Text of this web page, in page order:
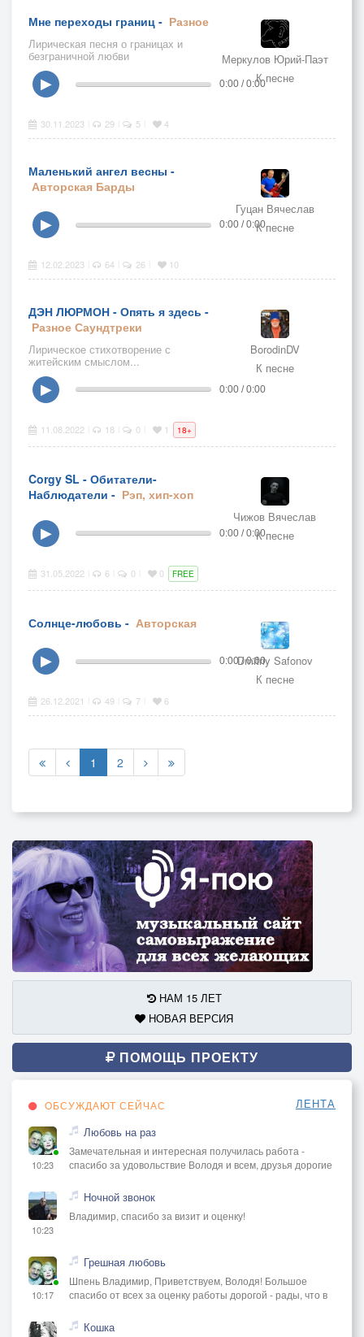
Мне переходы границ - Разное
Лирическая песня о границах и
безграничной любви
Меркулов Юрий-Паэт
К песне
▶ 0:00 / 0:00
30.11.2023 29 5 4
Маленький ангел весны -
Авторская Барды
Гуцан Вячеслав
К песне
▶ 0:00 / 0:00
12.02.2023 64 26 10
ДЭН ЛЮРМОН - Опять я здесь -
Разное Саундтреки
Лирическое стихотворение с
житейским смыслом...
BorodinDV
К песне
▶ 0:00 / 0:00
11.08.2022 18 0 1 18+
Corgy SL - Обитатели-
Наблюдатели - Рэп, хип-хоп
Чижов Вячеслав
К песне
▶ 0:00 / 0:00
31.05.2022 6 0 0 FREE
Солнце-любовь - Авторская
Dmitriy Safonov
К песне
▶ 0:00 / 0:00
26.12.2021 49 7 6
1 2
НАМ 15 ЛЕТ
НОВАЯ ВЕРСИЯ
ПОМОЩЬ ПРОЕКТУ
ОБСУЖДАЮТ СЕЙЧАС ЛЕНТА
10:23
Любовь на раз
Замечательная и интересная получилась работа -
спасибо за удовольствие Володя и всем, друзья дорогие
10:23
Ночной звонок
Владимир, спасибо за визит и оценку!
10:17
Грешная любовь
Шпень Владимир, Приветствуем, Володя! Большое
спасибо от всех за оценку работы дорогой - рады, что в
Кошка